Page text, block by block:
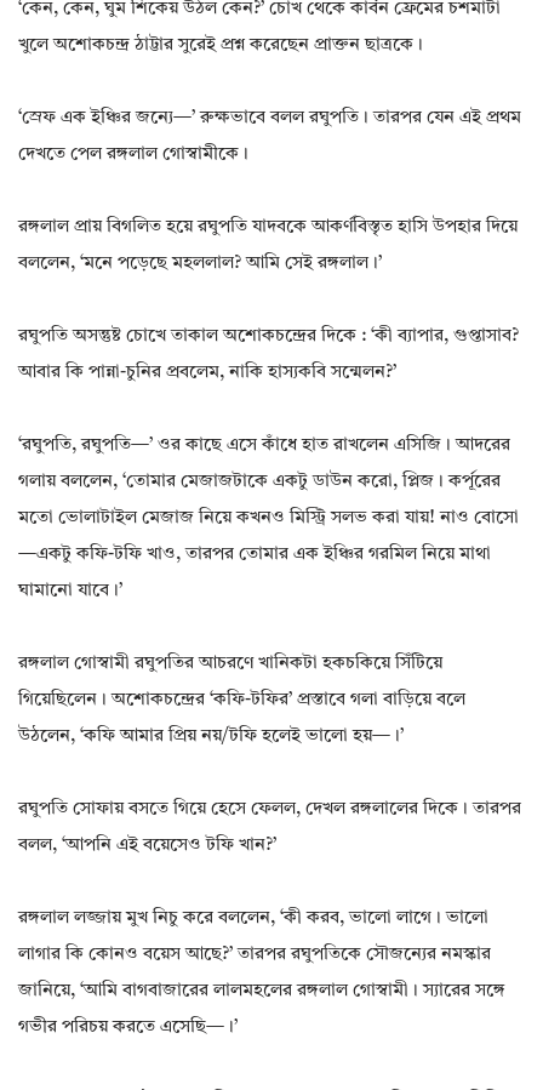
‘কেন, কেন, ঘুম শিকেয় উঠল কেন?’ চোখ থেকে কার্বন ফ্রেমের চশমাটা
খুলে অশোকচন্দ্র ঠাট্টার সুরেই প্রশ্ন করেছেন প্রাক্তন ছাত্রকে।
‘স্রেফ এক ইঞ্চির জন্যে—’ রুক্ষভাবে বলল রঘুপতি। তারপর যেন এই প্রথম
দেখতে পেল রঙ্গলাল গোস্বামীকে।
রঙ্গলাল প্রায় বিগলিত হয়ে রঘুপতি যাদবকে আকর্ণবিস্তৃত হাসি উপহার দিয়ে
বললেন, ‘মনে পড়েছে মহললাল? আমি সেই রঙ্গলাল।’
রঘুপতি অসন্তুষ্ট চোখে তাকাল অশোকচন্দ্রের দিকে : ‘কী ব্যাপার, গুপ্তাসাব?
আবার কি পান্না-চুনির প্রবলেম, নাকি হাস্যকবি সন্মেলন?’
‘রঘুপতি, রঘুপতি—’ ওর কাছে এসে কাঁধে হাত রাখলেন এসিজি। আদরের
গলায় বললেন, ‘তোমার মেজাজটাকে একটু ডাউন করো, প্লিজ। কর্পূরের
মতো ভোলাটাইল মেজাজ নিয়ে কখনও মিস্ট্রি সলভ করা যায়! নাও বোসো
—একটু কফি-টফি খাও, তারপর তোমার এক ইঞ্চির গরমিল নিয়ে মাথা
ঘামানো যাবে।’
রঙ্গলাল গোস্বামী রঘুপতির আচরণে খানিকটা হকচকিয়ে সিঁটিয়ে
গিয়েছিলেন। অশোকচন্দ্রের ‘কফি-টফির’ প্রস্তাবে গলা বাড়িয়ে বলে
উঠলেন, ‘কফি আমার প্রিয় নয়/টফি হলেই ভালো হয়—।’
রঘুপতি সোফায় বসতে গিয়ে হেসে ফেলল, দেখল রঙ্গলালের দিকে। তারপর
বলল, ‘আপনি এই বয়েসেও টফি খান?’
রঙ্গলাল লজ্জায় মুখ নিচু করে বললেন, ‘কী করব, ভালো লাগে। ভালো
লাগার কি কোনও বয়েস আছে?’ তারপর রঘুপতিকে সৌজন্যের নমস্কার
জানিয়ে, ‘আমি বাগবাজারের লালমহলের রঙ্গলাল গোস্বামী। স্যারের সঙ্গে
গভীর পরিচয় করতে এসেছি—।’